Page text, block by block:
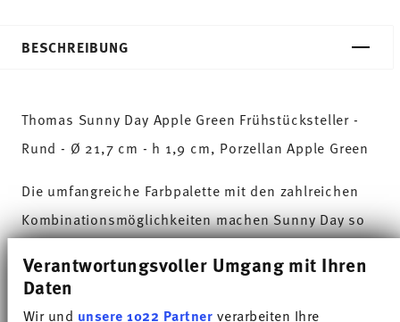
Verantwortungsvoller Umgang mit Ihren
Daten
Wir und unsere 1022 Partnerverarbeiten Ihre
BESCHREIBUNG
Thomas Sunny Day Apple Green Frühstücksteller -
Rund - Ø 21,7 cm - h 1,9 cm, Porzellan Apple Green
Die umfangreiche Farbpalette mit den zahlreichen
Kombinationsmöglichkeiten machen Sunny Day so
verschiedensten Koch- und Küchenwelten. Auf